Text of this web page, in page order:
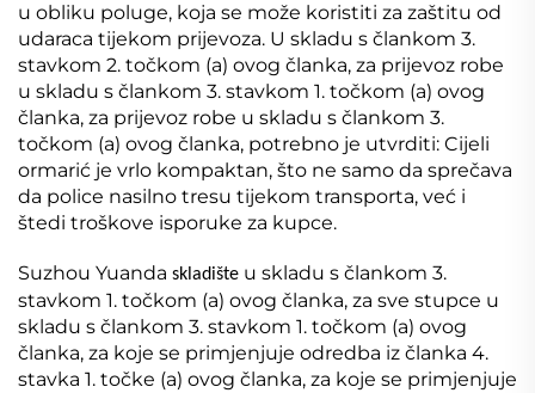
u obliku poluge, koja se može koristiti za zaštitu od
udaraca tijekom prijevoza. U skladu s člankom 3.
stavkom 2. točkom (a) ovog članka, za prijevoz robe
u skladu s člankom 3. stavkom 1. točkom (a) ovog
članka, za prijevoz robe u skladu s člankom 3.
točkom (a) ovog članka, potrebno je utvrditi: Cijeli
ormarić je vrlo kompaktan, što ne samo da sprečava
da police nasilno tresu tijekom transporta, već i
štedi troškove isporuke za kupce.
Suzhou Yuanda skladište u skladu s člankom 3.
stavkom 1. točkom (a) ovog članka, za sve stupce u
skladu s člankom 3. stavkom 1. točkom (a) ovog
članka, za koje se primjenjuje odredba iz članka 4.
stavka 1. točke (a) ovog članka, za koje se primjenjuje